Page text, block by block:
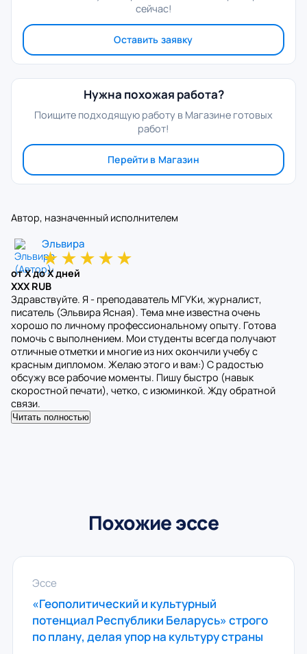
сейчас!
Оставить заявку
Нужна похожая работа?
Поищите подходящую работу в Магазине готовых
работ!
Перейти в Магазин
Автор, назначенный исполнителем
Эльвира
★★★★★
от X до X дней
XXX RUB
Здравствуйте. Я - преподаватель МГУКи, журналист,
писатель (Эльвира Ясная). Тема мне известна очень
хорошо по личному профессиональному опыту. Готова
помочь с выполнением. Мои студенты всегда получают
отличные отметки и многие из них окончили учебу с
красным дипломом. Желаю этого и вам:) С радостью
обсужу все рабочие моменты. Пишу быстро (навык
скоростной печати), четко, с изюминкой. Жду обратной
связи.
Читать полностью
Похожие эссе
Эссе
«Геополитический и культурный
потенциал Республики Беларусь» строго
по плану, делая упор на культуру страны